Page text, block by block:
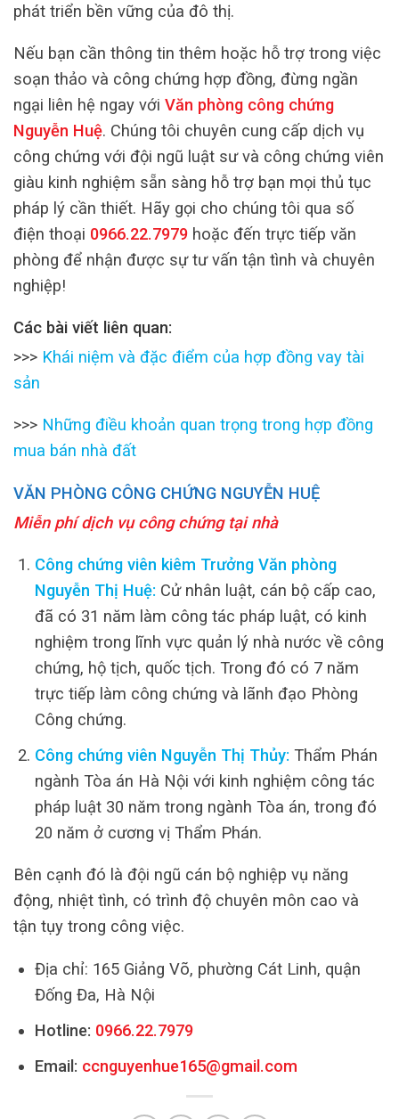
phát triển bền vững của đô thị.
Nếu bạn cần thông tin thêm hoặc hỗ trợ trong việc
soạn thảo và công chứng hợp đồng, đừng ngần
ngại liên hệ ngay với Văn phòng công chứng
Nguyễn Huệ. Chúng tôi chuyên cung cấp dịch vụ
công chứng với đội ngũ luật sư và công chứng viên
giàu kinh nghiệm sẵn sàng hỗ trợ bạn mọi thủ tục
pháp lý cần thiết. Hãy gọi cho chúng tôi qua số
điện thoại 0966.22.7979 hoặc đến trực tiếp văn
phòng để nhận được sự tư vấn tận tình và chuyên
nghiệp!
Các bài viết liên quan:
>>> Khái niệm và đặc điểm của hợp đồng vay tài
sản
>>> Những điều khoản quan trọng trong hợp đồng
mua bán nhà đất
VĂN PHÒNG CÔNG CHỨNG NGUYỄN HUỆ
Miễn phí dịch vụ công chứng tại nhà
Công chứng viên kiêm Trưởng Văn phòng
Nguyễn Thị Huệ: Cử nhân luật, cán bộ cấp cao,
đã có 31 năm làm công tác pháp luật, có kinh
nghiệm trong lĩnh vực quản lý nhà nước về công
chứng, hộ tịch, quốc tịch. Trong đó có 7 năm
trực tiếp làm công chứng và lãnh đạo Phòng
Công chứng.
Công chứng viên Nguyễn Thị Thủy: Thẩm Phán
ngành Tòa án Hà Nội với kinh nghiệm công tác
pháp luật 30 năm trong ngành Tòa án, trong đó
20 năm ở cương vị Thẩm Phán.
Bên cạnh đó là đội ngũ cán bộ nghiệp vụ năng
động, nhiệt tình, có trình độ chuyên môn cao và
tận tụy trong công việc.
Địa chỉ: 165 Giảng Võ, phường Cát Linh, quận
Đống Đa, Hà Nội
Hotline: 0966.22.7979
Email: ccnguyenhue165@gmail.com